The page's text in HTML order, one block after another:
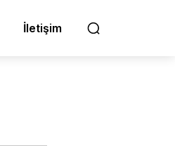
İletişim